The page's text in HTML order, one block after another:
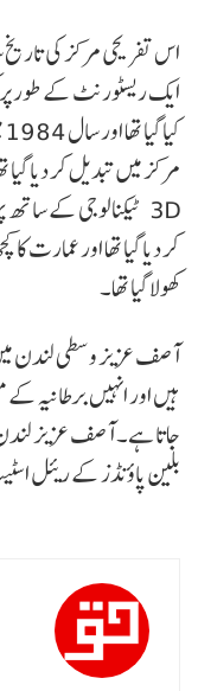
کر دیا گیا تھا اور عمارت
کھولا گیا تھا۔
آصف عزیز وسطی لندن
ہیں اور انہیں برطانیہ
بلین پاؤنڈز کے ریئل